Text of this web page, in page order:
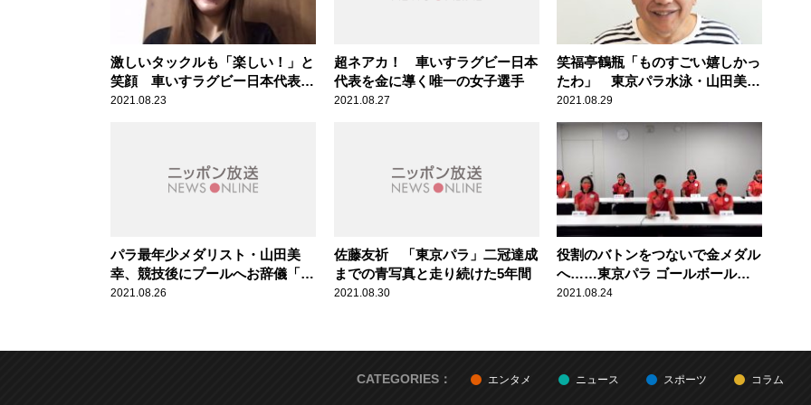
激しいタックルも「楽しい！」と
笑顔 車いすラグビー日本代表・
倉橋香衣
2021.08.23
超ネアカ！ 車いすラグビー日本
代表を金に導く唯一の女子選手
2021.08.27
笑福亭鶴瓶「ものすごい嬉しかっ
たわ」 東京パラ水泳・山田美幸
の銀メダルに感動
2021.08.29
パラ最年少メダリスト・山田美
幸、競技後にプールへお辞儀「泳
がせてもらっているので『ありが
2021.08.26
佐藤友祈 「東京パラ」二冠達成
までの青写真と走り続けた5年間
2021.08.30
役割のバトンをつないで金メダル
へ……東京パラ ゴールボール女
子日本代表が意気込みを語る
2021.08.24
CATEGORIES： エンタメ ニュース スポーツ コラム